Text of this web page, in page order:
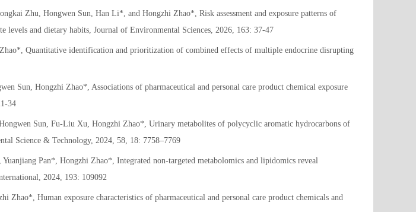
Zhu, Hongwen Sun, Han Li*, and Hongzhi Zhao*, Risk assessment and exposure patterns of
and dietary habits, Journal of Environmental Sciences, 2026, 163: 37-47
Quantitative identification and prioritization of combined effects of multiple endocrine disrupting
Sun, Hongzhi Zhao*, Associations of pharmaceutical and personal care product chemical exposure
34
Sun, Fu-Liu Xu, Hongzhi Zhao*, Urinary metabolites of polycyclic aromatic hydrocarbons of
Science & Technology, 2024, 58, 18: 7758–7769
Pan*, Hongzhi Zhao*, Integrated non-targeted metabolomics and lipidomics reveal
2024, 193: 109092
Human exposure characteristics of pharmaceutical and personal care product chemicals and